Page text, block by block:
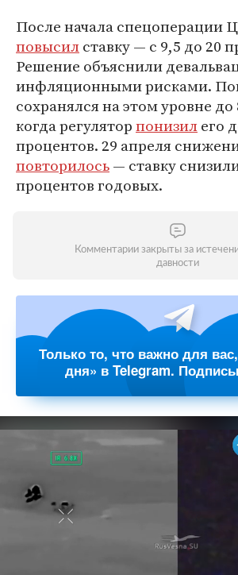
После начала спецоперации
повысилставку — с 9,5 до 20
Решение объяснили
инфляционными рисками.
сохранялся на этом уровне до
когда регуляторпонизилего
процентов. 29 апреля
повторилось— ставку
процентов годовых.
Комментарии закрыты за
давности
Только то, что важно для
дня» в Telegram.